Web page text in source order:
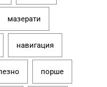
мазерати
навигация
порше